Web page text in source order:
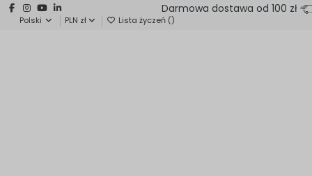
Darmowa dostawa od 100 zł
Polski PLN zł Lista życzeń ()